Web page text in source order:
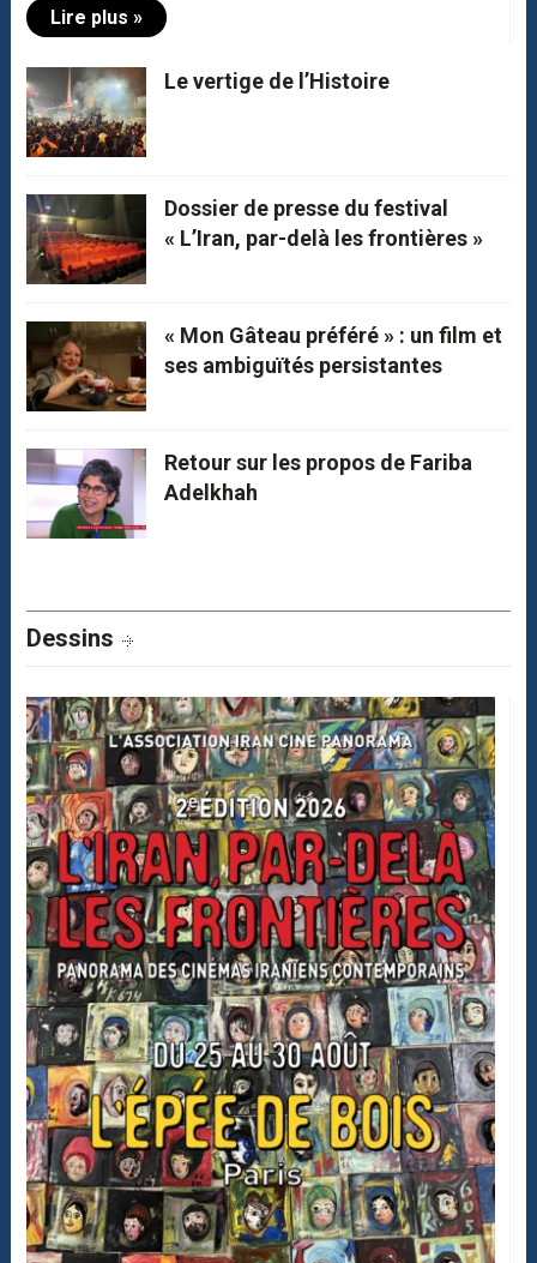
Lire plus »
Le vertige de l’Histoire
Dossier de presse du festival
« L’Iran, par-delà les frontières »
« Mon Gâteau préféré » : un film et
ses ambiguïtés persistantes
Retour sur les propos de Fariba
Adelkhah
Dessins